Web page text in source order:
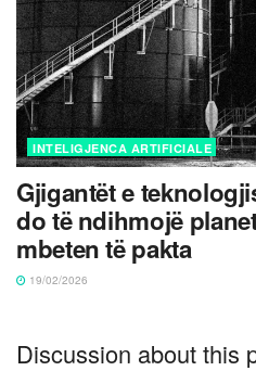
INTELIGJENCA ARTIFICIALE
Gjigantët e
do të ndihmojë
mbeten të pakta
19/02/2026
Discussion about this